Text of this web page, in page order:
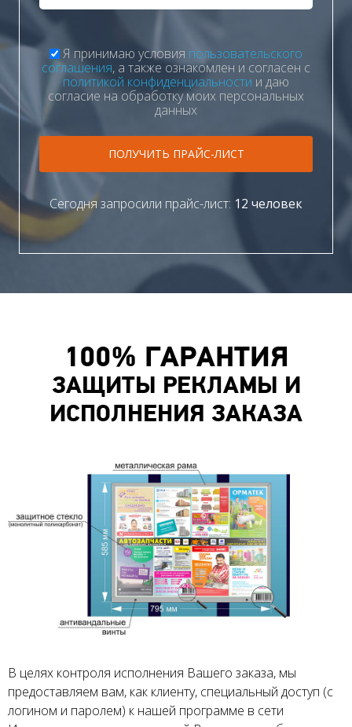
Я принимаю условия пользовательского
соглашения, а также ознакомлен и согласен с
политикой конфиденциальности и даю
согласие на обработку моих персональных
данных
ПОЛУЧИТЬ ПРАЙС-ЛИСТ
Сегодня запросили прайс-лист: 12 человек
100% ГАРАНТИЯ
ЗАЩИТЫ РЕКЛАМЫ И
ИСПОЛНЕНИЯ ЗАКАЗА
В целях контроля исполнения Вашего заказа, мы
предоставляем вам, как клиенту, специальный доступ (с
логином и паролем) к нашей программе в сети